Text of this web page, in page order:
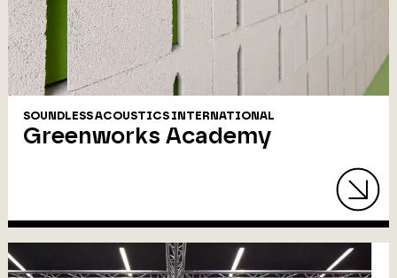
SOUNDLESS ACOUSTICS INTERNATIONAL
Greenworks Academy